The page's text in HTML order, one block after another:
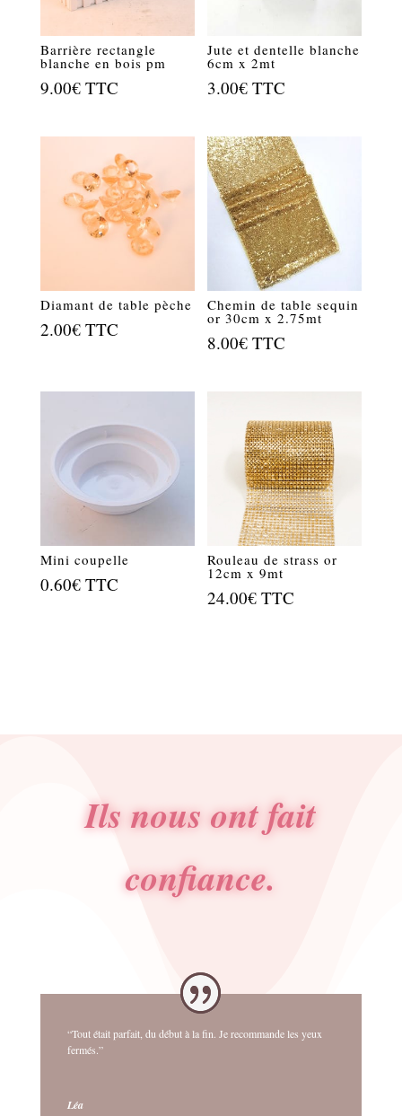
Barrière rectangle
blanche en bois pm
9.00€ TTC
Jute et dentelle blanche
6cm x 2mt
3.00€ TTC
Diamant de table pèche
2.00€ TTC
Chemin de table sequin
or 30cm x 2.75mt
8.00€ TTC
Mini coupelle
0.60€ TTC
Rouleau de strass or
12cm x 9mt
24.00€ TTC
Ils nous ont fait
confiance.
“Tout était parfait, du début à la fin. Je recommande les yeux
fermés.”
Léa